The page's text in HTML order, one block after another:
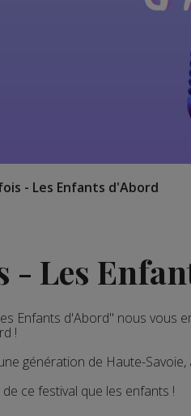
- Les Enfants d'Abord
- Les
Enfants d'Abord" nous
!
génération de Haute-
ce festival que les enfants !